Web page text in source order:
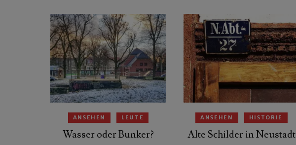
ANSEHEN LEUTE
Wasser oder Bunker?
ANSEHEN HISTORIE
Alte Schilder in Neustadt